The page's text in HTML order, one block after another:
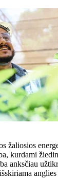
žaliosios
kurdami
anksčiau